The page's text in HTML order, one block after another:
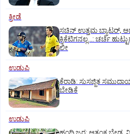
ಕ್ರೀಡೆ
ಸಚಿನ್‌ ಉತ್ತಮ ಬ್ಯಾಟರ್‌,
ಕ್ರಿಕೆಟಿಗನಲ್ಲ…: ಚರ್ಚೆ
ಲೀ
ಉಡುಪಿ
ಕೆರಾಡಿ: ಸುಸಜ್ಜಿತ
ಬೇಡಿಕೆ
ಉಡುಪಿ